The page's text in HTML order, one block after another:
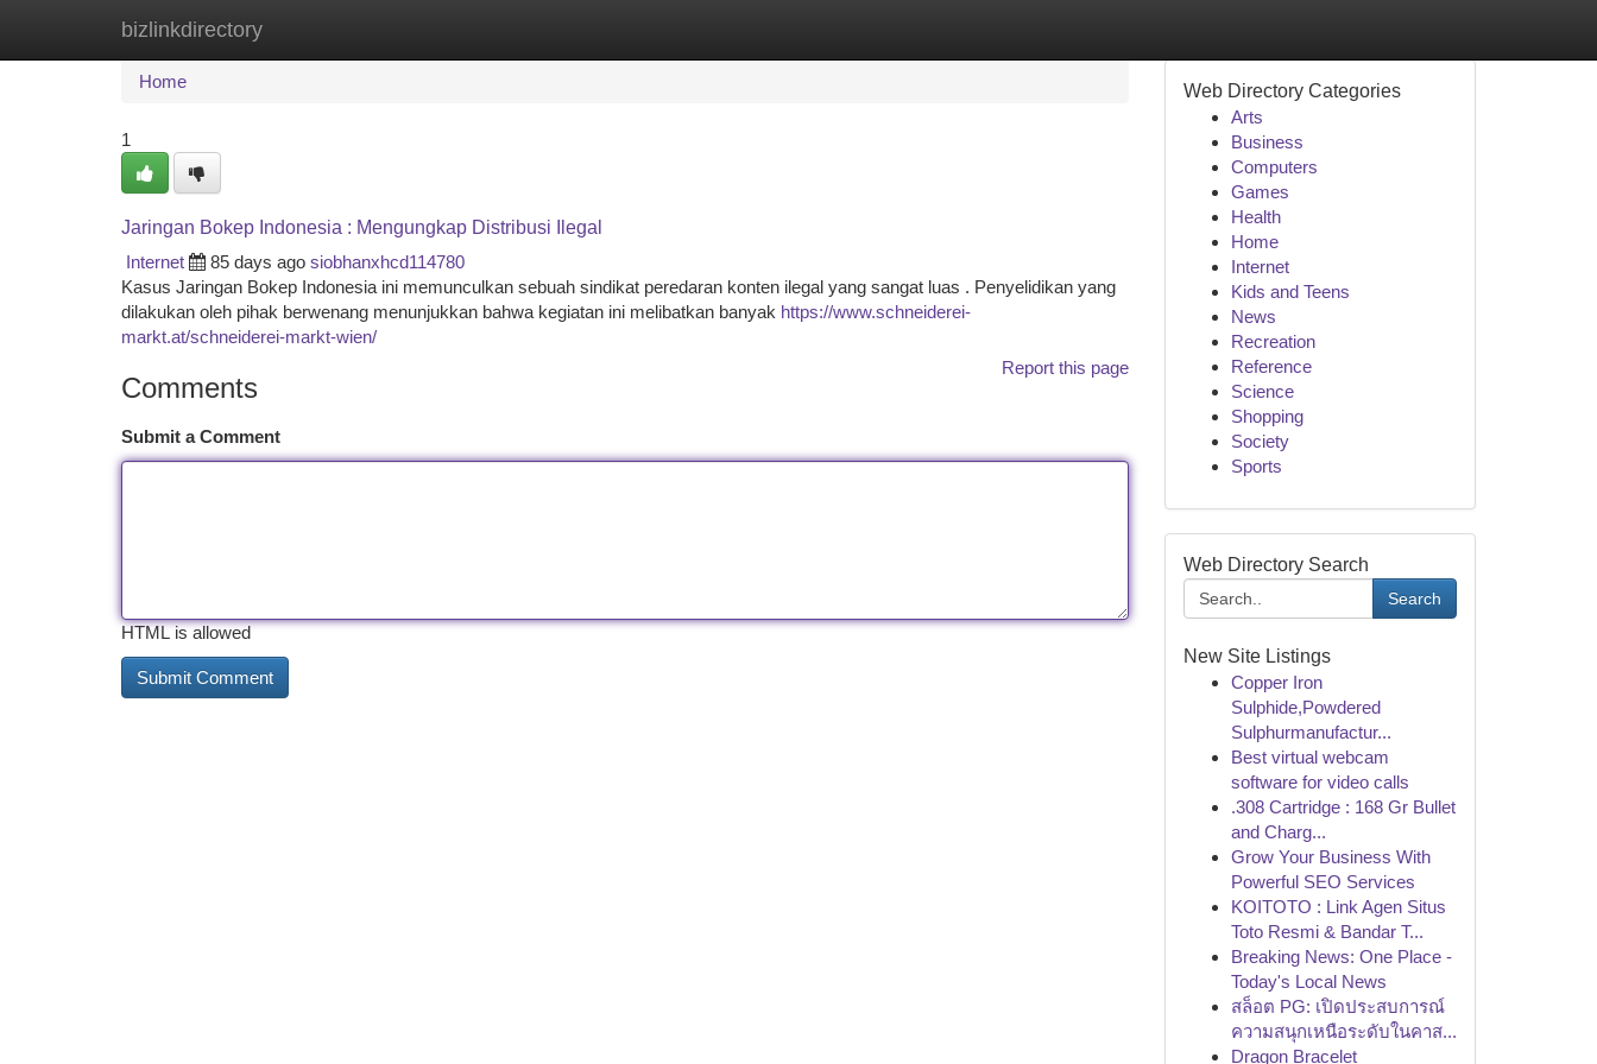
bizlinkdirectory
Home New Site Listings
Home
1
Jaringan Bokep Indonesia : Mengungkap Distribusi Ilegal
Internet
85 days ago siobhanxhcd114780
Kasus Jaringan Bokep Indonesia ini memunculkan sebuah sindikat peredaran konten ilegal yang sangat luas . Penyelidikan yang
dilakukan oleh pihak berwenang menunjukkan bahwa kegiatan ini melibatkan banyak https://www.schneiderei-
markt.at/schneiderei-markt-wien/
Report this page
Comments
Submit a Comment
HTML is allowed
Web Directory Categories
Arts
Business
Computers
Games
Health
Home
Internet
Kids and Teens
News
Recreation
Reference
Science
Shopping
Society
Sports
Web Directory Search
Search
New Site Listings
Copper Iron
Sulphide,Powdered
Sulphurmanufactur...
Best virtual webcam
software for video calls
.308 Cartridge : 168 Gr Bullet
and Charg...
Grow Your Business With
Powerful SEO Services
KOITOTO : Link Agen Situs
Toto Resmi & Bandar T...
Breaking News: One Place -
Today's Local News
สล็อต PG: เปิดประสบการณ์
ความสนุกเหนือระดับในคาส...
Dragon Bracelet